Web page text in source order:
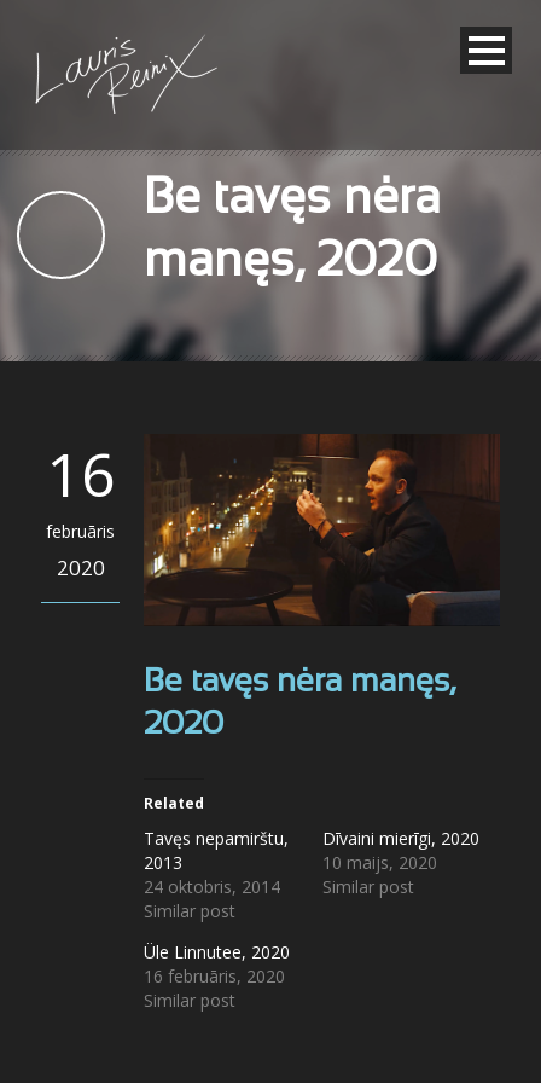
Be tavęs nėra
manęs, 2020
16
februāris
2020
Be tavęs nėra manęs,
2020
Related
Tavęs nepamirštu,
2013
24 oktobris, 2014
Similar post
Dīvaini mierīgi, 2020
10 maijs, 2020
Similar post
Üle Linnutee, 2020
16 februāris, 2020
Similar post